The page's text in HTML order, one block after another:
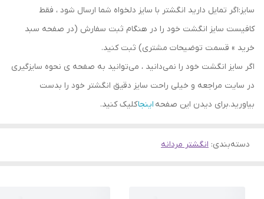
سایز:اگر تمایل دارید انگشتر با سایز دلخواه شما ارسال شود ، فقط
کافیست سایز انگشت خود را در هنگام ثبت سفارش (در صفحه سبد
خرید » قسمت توضیحات مشتری) ثبت کنید.
اگر سایز انگشت خود را نمی‌دانید ، می‌توانید به صفحه ی نحوه سایزگیری
در سایت مراجعه و خیلی راحت سایز دقیق انگشتر خود را بدست
بیاورید.برای دیدن این صفحه اینجاکلیک کنید.
دسته‌بندی: انگشتر مردانه